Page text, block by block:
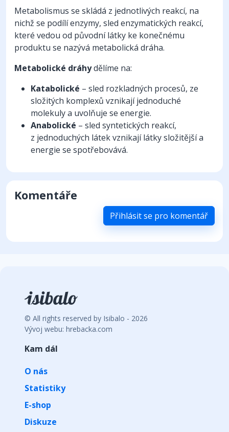
Metabolismus se skládá z jednotlivých reakcí, na
nichž se podílí enzymy, sled enzymatických reakcí,
které vedou od původní látky ke konečnému
produktu se nazývá metabolická dráha.
Metabolické dráhydělíme na:
Katabolické – sled rozkladných procesů, ze
složitých komplexů vznikají jednoduché
molekuly a uvolňuje se energie.
Anabolické – sled syntetických reakcí,
z jednoduchých látek vznikají látky složitější a
energie se spotřebovává.
Komentáře
Přihlásit se pro komentář
© All rights reserved by Isibalo - 2026
Vývoj webu: hrebacka.com
Kam dál
O nás
Statistiky
E-shop
Diskuze